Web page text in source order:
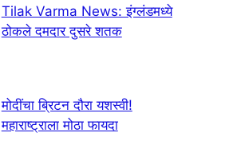
Tilak Varma News: इंग्लंडमध्ये
ठोकले दमदार दुसरे शतक
मोदींचा ब्रिटन दौरा यशस्वी!
महाराष्ट्राला मोठा फायदा